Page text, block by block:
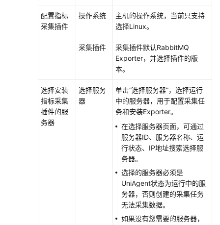
配置指标
采集插件
操作系统
主机的操作系统，当前只支持
选择Linux。
采集插件
采集插件默认RabbitMQ
Exporter，并选择插件的版
本。
选择安装
指标采集
插件的服
务器
选择服务
器
单击“选择服务器”，选择运行
中的服务器，用于配置采集任
务和安装Exporter。
在选择服务器页面，可通过
服务器ID、服务器名称、运
行状态、IP地址搜索选择服
务器。
选择的服务器必须是
UniAgent状态为运行中的服
务器，否则创建的采集任务
无法采集数据。
如果没有您需要的服务器，